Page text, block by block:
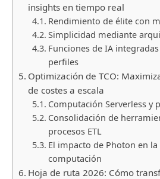
insights en tiempo real
Rendimiento de élite con
Simplicidad mediante
Funciones de IA
perfiles
Optimización de TCO:
de costes a escala
Computación Serverless y
Consolidación de
procesos ETL
El impacto de Photon en
computación
Hoja de ruta 2026: Cómo